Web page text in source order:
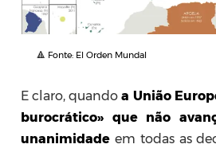
🔺 Fonte: El Orden Mundal
E claro, quandoa União
burocrático» que não
unanimidade em todas as